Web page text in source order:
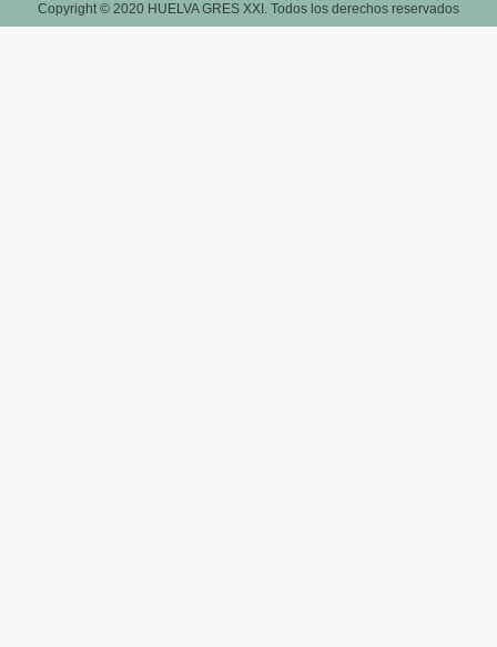
Copyright © 2020 HUELVA GRES XXI. Todos los derechos reservados